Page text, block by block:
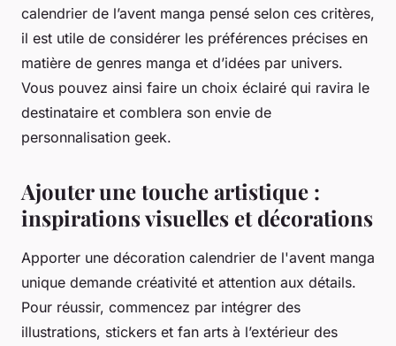
calendrier de l’avent manga pensé selon ces critères,
il est utile de considérer les préférences précises en
matière de genres manga et d’idées par univers.
Vous pouvez ainsi faire un choix éclairé qui ravira le
destinataire et comblera son envie de
personnalisation geek.
Ajouter une touche artistique :
inspirations visuelles et décorations
Apporter une décoration calendrier de l'avent manga
unique demande créativité et attention aux détails.
Pour réussir, commencez par intégrer des
illustrations, stickers et fan arts à l’extérieur des